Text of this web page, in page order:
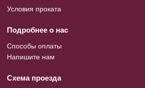
Условия проката
Подробнее о нас
Способы оплаты
Напишите нам
Схема проезда